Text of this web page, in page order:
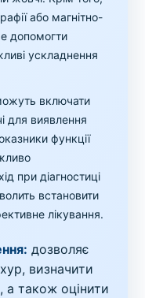
або магнітно-
допомогти
ускладнення
включати
для виявлення
функції
при діагностиці
встановити
лікування.
дозволяє
визначити
а також оцінити